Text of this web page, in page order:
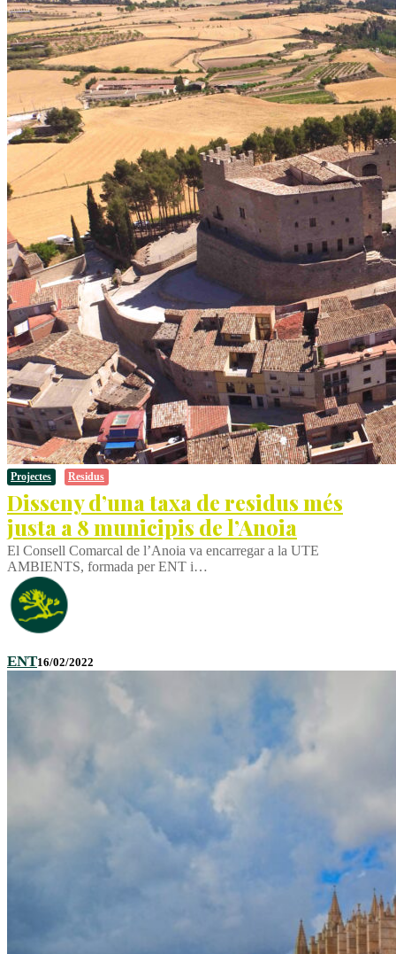
Projectes Residus
Disseny d’una taxa de residus més
justa a 8 municipis de l’Anoia
El Consell Comarcal de l’Anoia va encarregar a la UTE
AMBIENTS, formada per ENT i…
ENT16/02/2022